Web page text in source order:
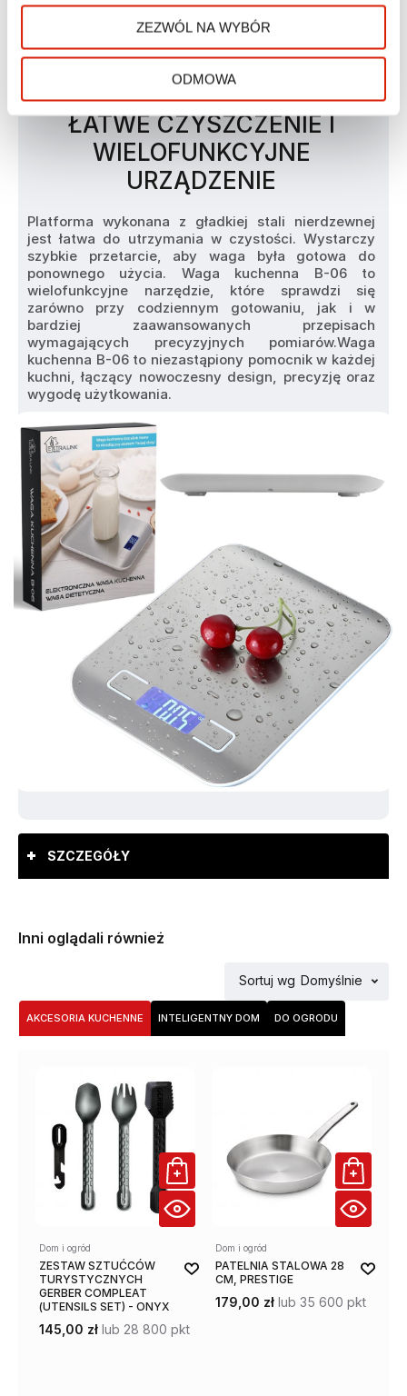
ZEZWÓL NA WYBÓR
ODMOWA
ŁATWE CZYSZCZENIE I
WIELOFUNKCYJNE
URZĄDZENIE
Platforma wykonana z gładkiej stali nierdzewnej
jest łatwa do utrzymania w czystości. Wystarczy
szybkie przetarcie, aby waga była gotowa do
ponownego użycia. Waga kuchenna B-06 to
wielofunkcyjne narzędzie, które sprawdzi się
zarówno przy codziennym gotowaniu, jak i w
bardziej zaawansowanych przepisach
wymagających precyzyjnych pomiarów.Waga
kuchenna B-06 to niezastąpiony pomocnik w każdej
kuchni, łączący nowoczesny design, precyzję oraz
wygodę użytkowania.
SZCZEGÓŁY
Inni oglądali również
AKCESORIA KUCHENNE INTELIGENTNY DOM DO OGRODU
Sortuj wg Domyślnie
Dom i ogród
ZESTAW SZTUĆCÓW
TURYSTYCZNYCH
GERBER COMPLEAT
(UTENSILS SET) - ONYX
145,00 zł lub 28 800 pkt
Dom i ogród
PATELNIA STALOWA 28
CM, PRESTIGE
179,00 zł lub 35 600 pkt